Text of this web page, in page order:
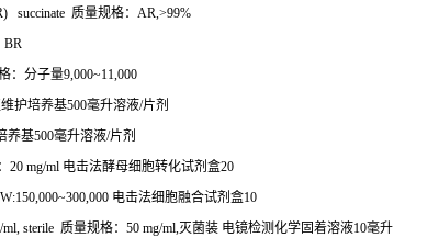
succinate 质量规格： AR,>99%
BR
：分子量9,000~11,000
护培养基500毫升溶液/片剂
养基500毫升溶液/片剂
20 mg/ml 电击法酵母细胞转化试剂盒20
电击法细胞融合试剂盒10
sterile 质量规格： 50 mg/ml, 灭菌装 电镜检测化学固着溶液10毫升